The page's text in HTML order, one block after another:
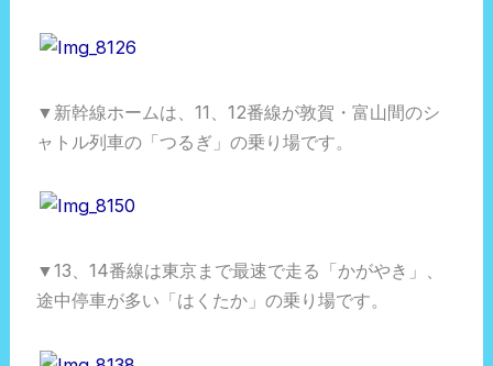
▼新幹線ホームは、11、12番線が敦賀・富山間のシ
ャトル列車の「つるぎ」の乗り場です。
▼13、14番線は東京まで最速で走る「かがやき」、
途中停車が多い「はくたか」の乗り場です。